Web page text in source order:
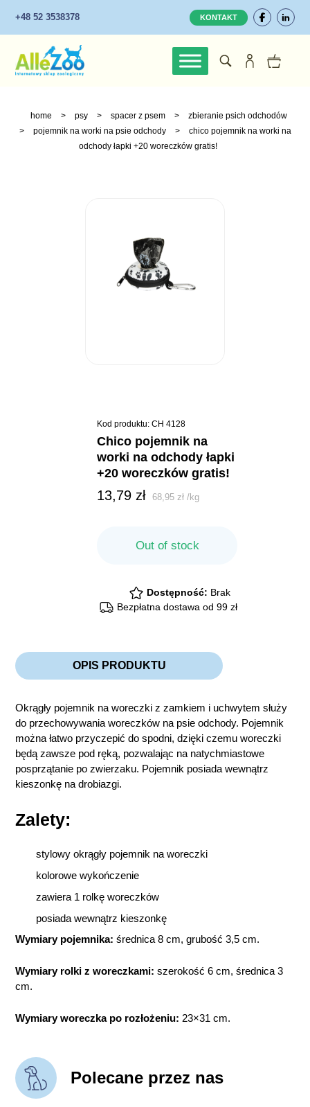
+48 52 3538378 KONTAKT
home > psy > spacer z psem >
zbieranie psich odchodów
>
pojemnik na worki na psie odchody >
chico pojemnik na worki na
odchody łapki +20 woreczków gratis!
Kod produktu: CH 4128
chico pojemnik na
worki na odchody łapki
+20 woreczków gratis!
13,79 zł 68,95zł /kg
Out of stock
Dostępność: Brak
Bezpłatna dostawa od 99 zł
OPIS PRODUKTU
Okrągły pojemnik na woreczki z zamkiem i uchwytem służy
do przechowywania woreczków na psie odchody. Pojemnik
można łatwo przyczepić do spodni, dzięki czemu woreczki
będą zawsze pod ręką, pozwalając na natychmiastowe
posprzątanie po zwierzaku. Pojemnik posiada wewnątrz
kieszonkę na drobiazgi.
Zalety:
stylowy okrągły pojemnik na woreczki
kolorowe wykończenie
zawiera 1 rolkę woreczków
posiada wewnątrz kieszonkę
Wymiary pojemnika: średnica 8 cm, grubość 3,5 cm.
Wymiary rolki z woreczkami: szerokość 6 cm, średnica 3
cm.
Wymiary woreczka po rozłożeniu: 23×31 cm.
Polecane przez nas